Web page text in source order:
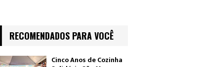
RECOMENDADOS PARA VOCÊ
Cinco Anos de Cozinha